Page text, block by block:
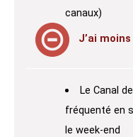
canaux)
J’ai
Le Canal
fréquenté en
le week-end